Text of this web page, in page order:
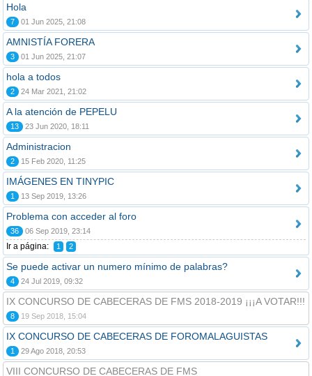
Hola
7 01 Jun 2025, 21:08
AMNISTÍA FORERA
3 01 Jun 2025, 21:07
hola a todos
2 24 Mar 2021, 21:02
A la atención de PEPELU
13 23 Jun 2020, 18:11
Administracion
2 15 Feb 2020, 11:25
IMÁGENES EN TINYPIC
1 13 Sep 2019, 13:26
Problema con acceder al foro
36 06 Sep 2019, 23:14
Ir a página: 1 2
Se puede activar un numero mínimo de palabras?
4 24 Jul 2019, 09:32
IX CONCURSO DE CABECERAS DE FMS 2018-2019 ¡¡¡A VOTAR!!!
8 19 Sep 2018, 15:04
IX CONCURSO DE CABECERAS DE FOROMALAGUISTAS
1 29 Ago 2018, 20:53
VIII CONCURSO DE CABECERAS DE FMS